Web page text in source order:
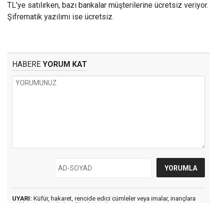
TL’ye satılırken, bazı bankalar müşterilerine ücretsiz veriyor.
Şifrematik yazılımı ise ücretsiz.
HABERE YORUM KAT
UYARI: Küfür, hakaret, rencide edici cümleler veya imalar, inançlara